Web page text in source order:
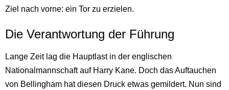
Ziel nach vorne: ein Tor zu erzielen.
Die Verantwortung der Führung
Lange Zeit lag die Hauptlast in der englischen
Nationalmannschaft auf Harry Kane. Doch das Auftauchen
von Bellingham hat diesen Druck etwas gemildert. Nun sind